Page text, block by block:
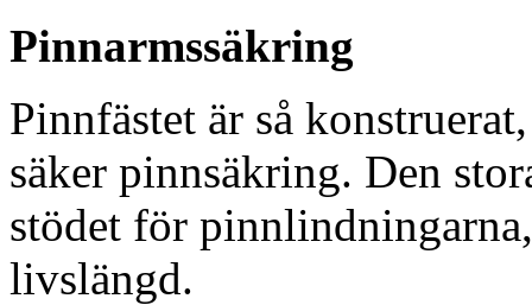
Pinnarmssäkring
Pinnfästet är så
säker pinnsäkring. Den
stödet för
livslängd.